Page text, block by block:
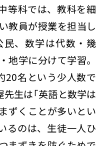
等科では、教科を細
教員が授業を担当し
民、数学は代数・幾
地学に分けて学習。
20名という少人数で
生は「英語と数学は
ずくことが多いとい
るのは、生徒一人ひ